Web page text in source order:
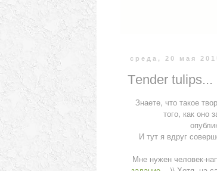
среда, 20 мая
Тender tulips...
Знаете, что такое
того, как оно
И тут я вдруг
Мне нужен человек-